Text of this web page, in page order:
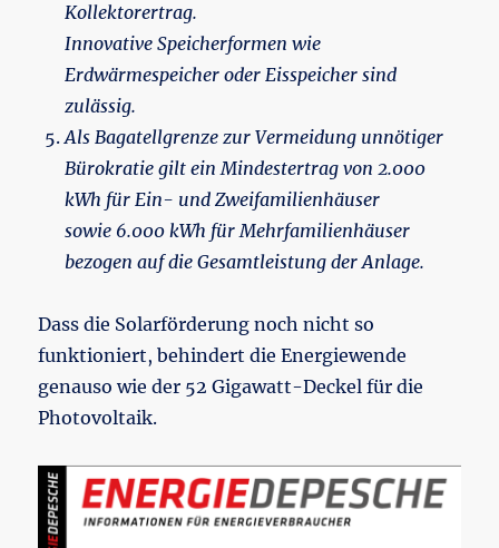
Kollektorertrag.
Innovative Speicherformen wie
Erdwärmespeicher oder Eisspeicher sind
zulässig.
Als Bagatellgrenze zur Vermeidung unnötiger
Bürokratie gilt ein Mindestertrag von 2.000
kWh für Ein- und Zweifamilienhäuser
sowie 6.000 kWh für Mehrfamilienhäuser
bezogen auf die Gesamtleistung der Anlage.
Dass die Solarförderung noch nicht so
funktioniert, behindert die Energiewende
genauso wie der 52 Gigawatt-Deckel für die
Photovoltaik.